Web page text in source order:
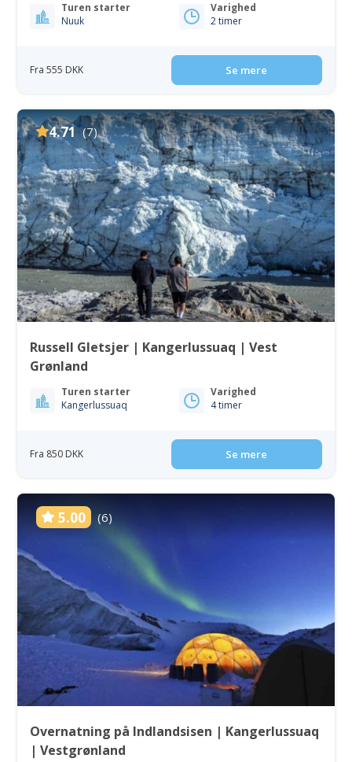
Turen starter
Nuuk
Varighed
2 timer
Fra 555 DKK Se mere
4.71 (7)
Russell Gletsjer | Kangerlussuaq | Vest
Grønland
Turen starter
Kangerlussuaq
Varighed
4 timer
Fra 850 DKK Se mere
5.00 (6)
Overnatning på Indlandsisen | Kangerlussuaq
| Vestgrønland